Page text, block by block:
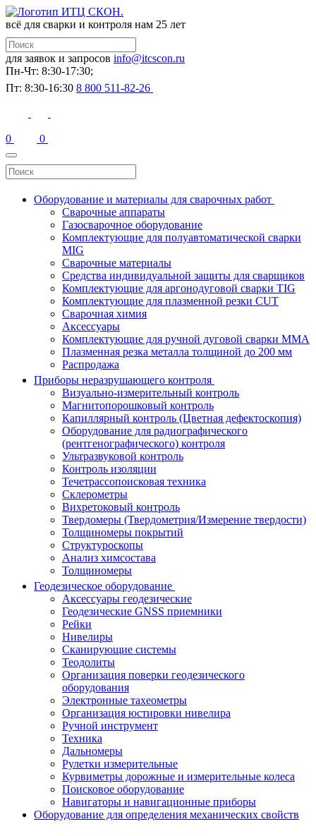
всё для сварки и контроля нам 25 лет
для заявок и запросов info@itcscon.ru
Пн-Чт: 8:30-17:30;
Пт: 8:30-16:30 8 800 511-82-26
0 0
Оборудование и материалы для сварочных работ
Сварочные аппараты
Газосварочное оборудование
Комплектующие для полуавтоматической сварки
MIG
Сварочные материалы
Средства индивидуальной защиты для сварщиков
Комплектующие для аргонодуговой сварки TIG
Комплектующие для плазменной резки CUT
Сварочная химия
Аксессуары
Комплектующие для ручной дуговой сварки MMA
Плазменная резка металла толщиной до 200 мм
Распродажа
Приборы неразрушающего контроля
Визуально-измерительный контроль
Магнитопорошковый контроль
Капиллярный контроль (Цветная дефектоскопия)
Оборудование для радиографического
(рентгенографического) контроля
Ультразвуковой контроль
Контроль изоляции
Течетрассопоисковая техника
Склерометры
Вихретоковый контроль
Твердомеры (Твердометрия/Измерение твердости)
Толщиномеры покрытий
Структуроскопы
Анализ химсостава
Толщиномеры
Геодезическое оборудование
Аксессуары геодезические
Геодезические GNSS приемники
Рейки
Нивелиры
Сканирующие системы
Теодолиты
Организация поверки геодезического
оборудования
Электронные тахеометры
Организация юстировки нивелира
Ручной инструмент
Техника
Дальномеры
Рулетки измерительные
Курвиметры дорожные и измерительные колеса
Поисковое оборудование
Навигаторы и навигационные приборы
Оборудование для определения механических свойств